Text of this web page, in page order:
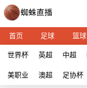
首页 足球 篮球
世界杯 英超 中超
美职业 澳超 足协杯